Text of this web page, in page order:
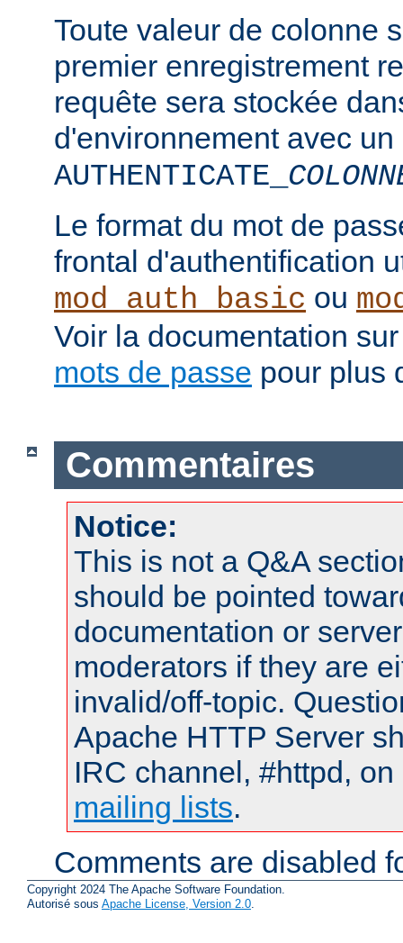
Toute valeur de colonne
premier enregistrement
requête sera stockée
d'environnement avec
AUTHENTICATE_
Le format du mot de
frontal d'authentification
mod_auth_basic ou
Voir la documentation
mots de passe pour plus
Commentaires
Notice:
This is not a Q&A
should be pointed
documentation or
moderators if they are
invalid/off-topic.
Apache HTTP Server
IRC channel, #httpd,
mailing lists.
Comments are disabled
Copyright 2024 The Apache Software Foundation.
Autorisé sous Apache License, Version 2.0.